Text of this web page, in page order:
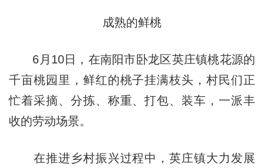
成熟的鲜桃
6月10日，在南阳市卧龙区英庄镇桃花源的
千亩桃园里，鲜红的桃子挂满枝头，村民们正
忙着采摘、分拣、称重、打包、装车，一派丰
收的劳动场景。
在推进乡村振兴过程中，英庄镇大力发展